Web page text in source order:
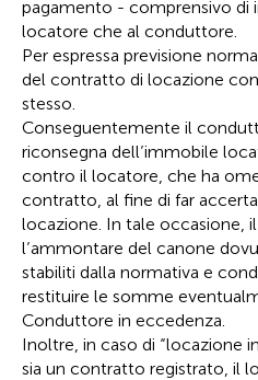
pagamento - comprensivo di
locatore che al conduttore.
Per espressa previsione
del contratto di locazione
stesso.
Conseguentemente il
riconsegna dell’immobile
contro il locatore, che ha
contratto, al fine di far
locazione. In tale occasione,
l’ammontare del canone
stabiliti dalla normativa e
restituire le somme
Conduttore in eccedenza.
Inoltre, in caso di “locazione
sia un contratto registrato, il